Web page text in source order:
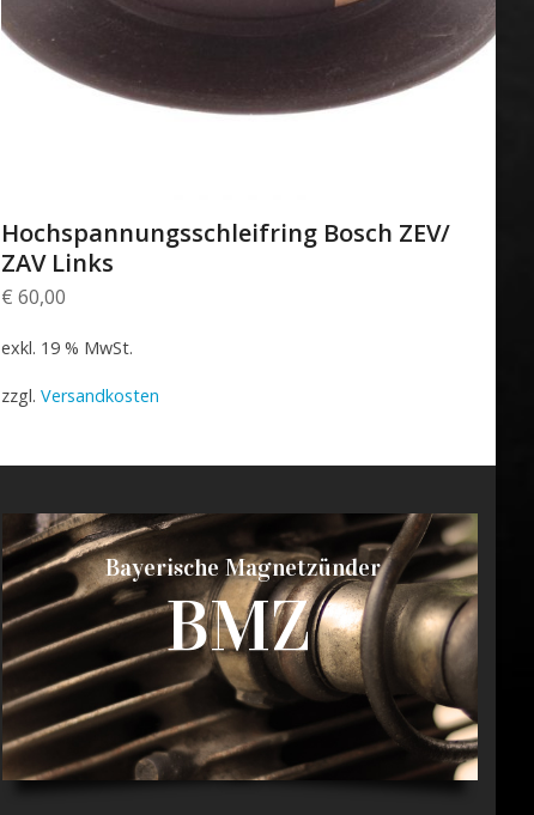
Hochspannungsschleifring Bosch ZEV/
ZAV Links
€ 60,00
exkl. 19 % MwSt.
zzgl. Versandkosten
Bayerische Magnetzünder
BMZ